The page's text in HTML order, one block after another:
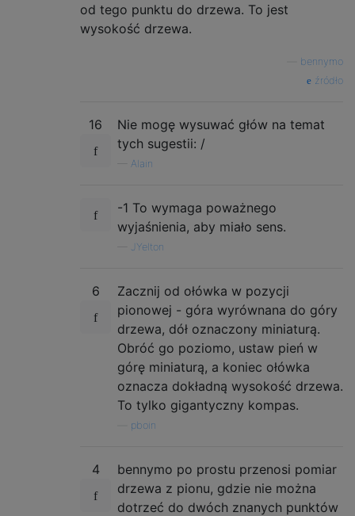
od tego punktu do drzewa. To jest
wysokość drzewa.
bennymo
źródło
16
Nie mogę wysuwać głów na temat
tych sugestii: /
Alain
-1 To wymaga poważnego
wyjaśnienia, aby miało sens.
JYelton
6
Zacznij od ołówka w pozycji
pionowej - góra wyrównana do góry
drzewa, dół oznaczony miniaturą.
Obróć go poziomo, ustaw pień w
górę miniaturą, a koniec ołówka
oznacza dokładną wysokość drzewa.
To tylko gigantyczny kompas.
pboin
4
bennymo po prostu przenosi pomiar
drzewa z pionu, gdzie nie można
dotrzeć do dwóch znanych punktów